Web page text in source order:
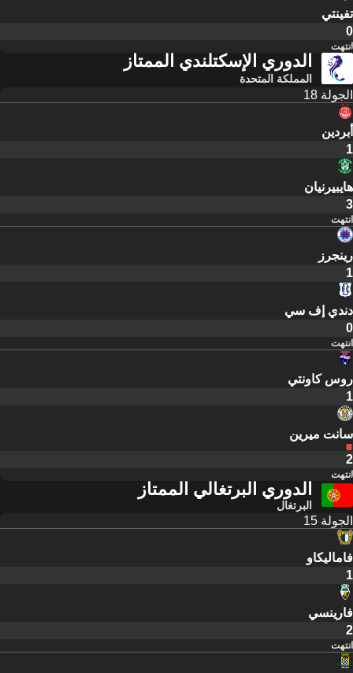
تفينتي
0
انتهت
الدوري الإسكتلندي الممتاز
المملكة المتحدة
الجولة 18
أبردين
1
هايبيرنيان
3
انتهت
رينجرز
1
دندي إف سي
0
انتهت
روس كاونتي
1
سانت ميرين
2
انتهت
الدوري البرتغالي الممتاز
البرتغال
الجولة 15
فاماليكاو
1
فارينسي
2
انتهت